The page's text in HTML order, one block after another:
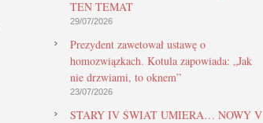
TEN TEMAT
29/07/2026
Prezydent zawetował ustawę o
homozwiązkach. Kotula zapowiada: „Jak
nie drzwiami, to oknem”
23/07/2026
STARY IV ŚWIAT UMIERA… NOWY V